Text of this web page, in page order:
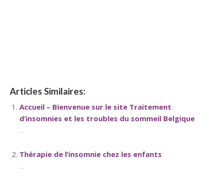
Articles Similaires:
Accueil – Bienvenue sur le site Traitement
d’insomnies et les troubles du sommeil Belgique
Thérapie de l’insomnie chez les enfants